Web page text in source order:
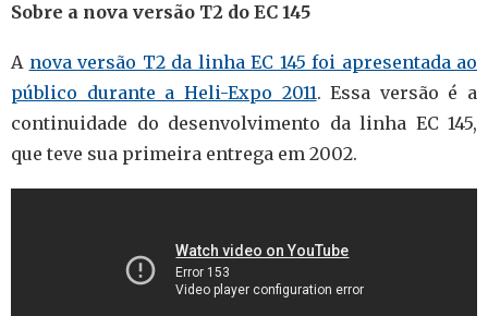
Sobre a nova versão T2 do EC 145
A nova versão T2 da linha EC 145 foi apresentada ao
público durante a Heli-Expo 2011. Essa versão é a
continuidade do desenvolvimento da linha EC 145,
que teve sua primeira entrega em 2002.